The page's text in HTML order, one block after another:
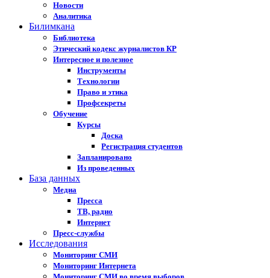
Новости
Аналитика
Билимкана
Библиотека
Этический кодекс журналистов КР
Интересное и полезное
Инструменты
Технологии
Право и этика
Профсекреты
Обучение
Курсы
Доска
Регистрация студентов
Запланировано
Из проведенных
База данных
Медиа
Пресса
ТВ, радио
Интернет
Пресс-службы
Исследования
Мониторинг СМИ
Мониторинг Интернета